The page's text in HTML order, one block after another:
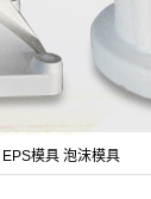
EPS模具 泡沫模具